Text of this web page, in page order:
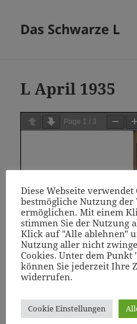
Das Schwarze L
L April 1935
Page 1 / 3
/3
Diese Webseite
bestmögliche Nutzung der
ermöglichen. Mit einem
stimmen Sie der Nutzung
Klick auf "Alle ablehnen"
Nutzung aller nicht
Cookies. Unter dem
können Sie jederzeit Ihre
widerrufen.
Cookie Einstellungen